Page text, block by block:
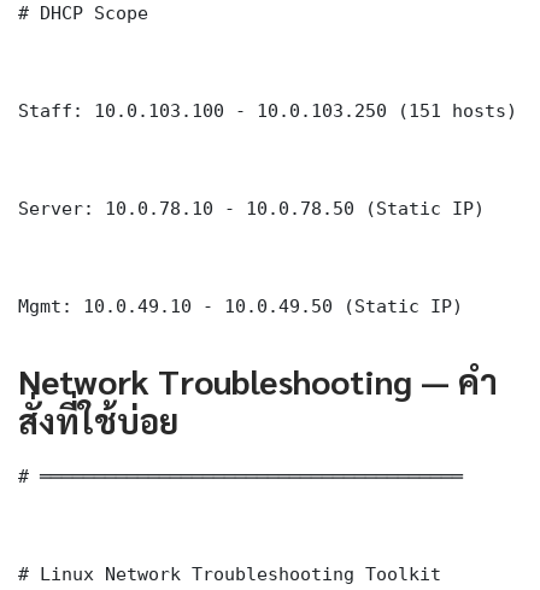
# DHCP Scope
Staff: 10.0.103.100 - 10.0.103.250 (151 hosts)
Server: 10.0.78.10 - 10.0.78.50 (Static IP)
Mgmt: 10.0.49.10 - 10.0.49.50 (Static IP)
Network Troubleshooting — คำ
สั่งที่ใช้บ่อย
# ═══════════════════════════════════════
# Linux Network Troubleshooting Toolkit